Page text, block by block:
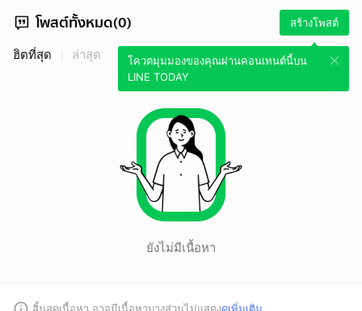
โพสต์ทั้งหมด(0) สร้างโพสต์
โควตมุมมองของคุณผ่านคอนเทนต์นี้บน
LINE TODAY
ฮิตที่สุด ล่าสุด
ยังไม่มีเนื้อหา
สิ้นสุดเนื้อหา อาจมีเนื้อหาบางส่วนไม่แสดงดูเพิ่มเติม